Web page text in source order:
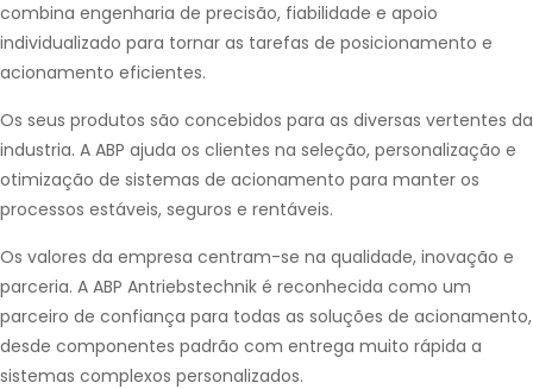
combina engenharia de precisão, fiabilidade e apoio
individualizado para tornar as tarefas de posicionamento e
acionamento eficientes.
Os seus produtos são concebidos para as diversas vertentes da
industria. A ABP ajuda os clientes na seleção, personalização e
otimização de sistemas de acionamento para manter os
processos estáveis, seguros e rentáveis.
Os valores da empresa centram-se na qualidade, inovação e
parceria. A ABP Antriebstechnik é reconhecida como um
parceiro de confiança para todas as soluções de acionamento,
desde componentes padrão com entrega muito rápida a
sistemas complexos personalizados.